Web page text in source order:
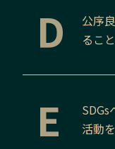
D
公序
ること
E
活動